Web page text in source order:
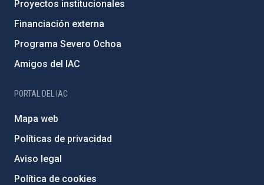
Proyectos institucionales
Financiación externa
Programa Severo Ochoa
Amigos del IAC
PORTAL DEL IAC
Mapa web
Políticas de privacidad
Aviso legal
Política de cookies